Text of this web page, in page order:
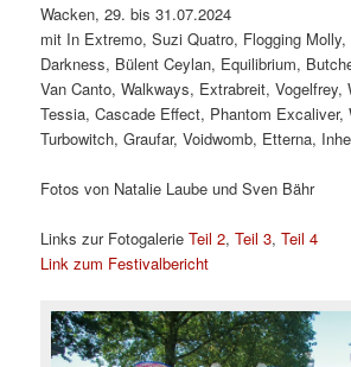
Wacken, 29. bis 31.07.2024
mit In Extremo, Suzi Quatro, Flogging
Darkness, Bülent Ceylan, Equilibrium,
Van Canto, Walkways, Extrabreit, Vogelfrey,
Tessia, Cascade Effect, Phantom Excaliver,
Turbowitch, Graufar, Voidwomb, Etterna,
Fotos von Natalie Laube und Sven Bähr
Links zur FotogalerieTeil 2,Teil 3,Teil 4
Link zum Festivalbericht